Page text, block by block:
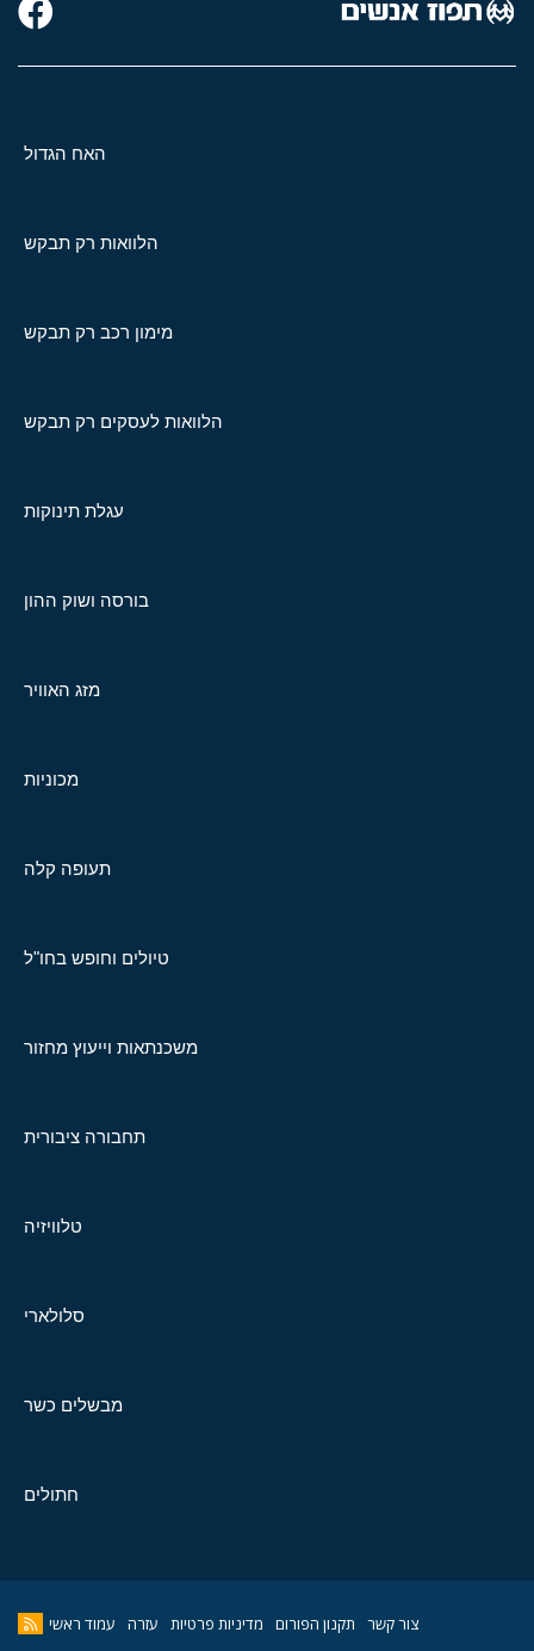
האח הגדול
הלוואות רק תבקש
מימון רכב רק תבקש
הלוואות לעסקים רק תבקש
עגלת תינוקות
בורסה ושוק ההון
מזג האוויר
מכוניות
תעופה קלה
טיולים וחופש בחו"ל
משכנתאות וייעוץ מחזור
תחבורה ציבורית
טלוויזיה
סלולארי
מבשלים כשר
חתולים
צור קשר תקנון הפורום מדיניות פרטיות עזרה עמוד ראשי